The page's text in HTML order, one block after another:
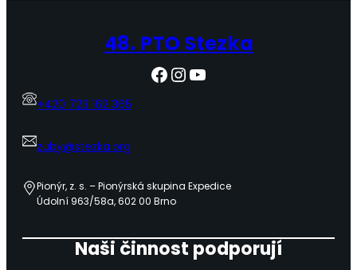
48. PTO Stezka
Facebook InstagramYouTube
+420 723 162 365
zuby@stezka.org
Pionýr, z. s. – Pionýrská skupina Expedice
Údolní 963/58a, 602 00 Brno
Naši činnost podporují